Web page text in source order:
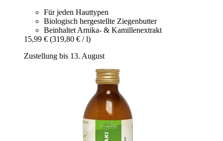
Für jeden Hauttypen
Biologisch hergestellte Ziegenbutter
Beinhaltet Arnika- & Kamillenextrakt
15,99 € (319,80 € / l)
Zustellung bis 13. August